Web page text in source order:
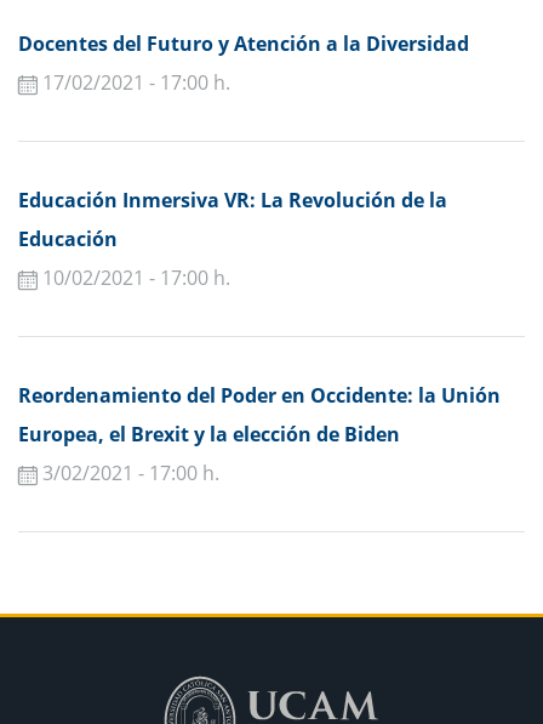
Docentes del Futuro y Atención a la Diversidad
17/02/2021 - 17:00 h.
Educación Inmersiva VR: La Revolución de la
Educación
10/02/2021 - 17:00 h.
Reordenamiento del Poder en Occidente: la Unión
Europea, el Brexit y la elección de Biden
3/02/2021 - 17:00 h.